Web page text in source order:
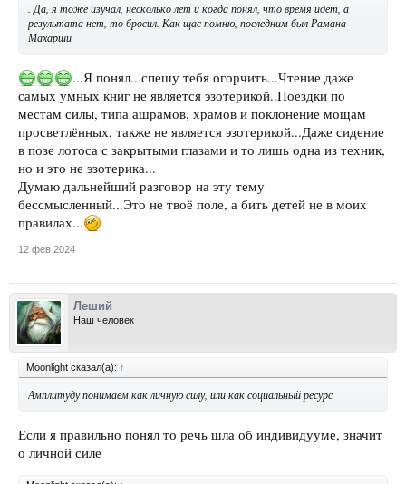
. Да, я тоже изучал, несколько лет и когда понял, что время идёт, а
результата нет, то бросил. Как щас помню, последним был Рамана
Махарши
...Я понял...спешу тебя огорчить...Чтение даже
самых умных книг не является эзотерикой..Поездки по
местам силы, типа ашрамов, храмов и поклонение мощам
просветлённых, также не является эзотерикой...Даже сидение
в позе лотоса с закрытыми глазами и то лишь одна из техник,
но и это не эзотерика...
Думаю дальнейший разговор на эту тему
бессмысленный...Это не твоё поле, а бить детей не в моих
правилах...
12 фев 2024
Леший
Наш человек
Moonlight сказал(а): ↑
Амплитуду понимаем как личную силу, или как социальный ресурс
Если я правильно понял то речь шла об индивидууме, значит
о личной силе